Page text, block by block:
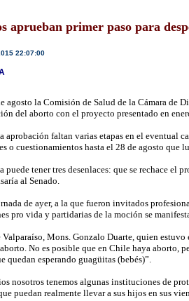
aprueban primer paso para
22:07:00
agosto la Comisión de Salud de la Cámara de
del aborto con el proyecto presentado en
aprobación faltan varias etapas en el eventual
o cuestionamientos hasta el 28 de agosto que
puede tener tres desenlaces: que se rechace el
al Senado.
de ayer, a la que fueron invitados
pro vida y partidarias de la moción se
Mons. Gonzalo Duarte, quien
No es posible que en Chile haya aborto,
quedan esperando guagüitas (bebés)”.
nosotros tenemos algunas instituciones de
puedan realmente llevar a sus hijos en sus